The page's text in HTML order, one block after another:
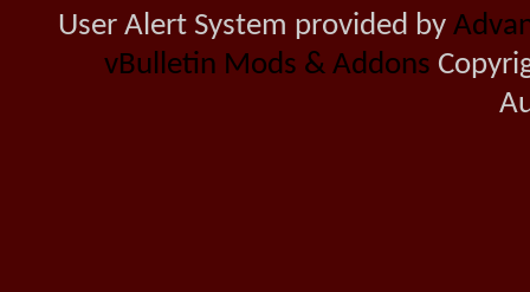
User Alert System provided by
vBulletin Mods & Addons